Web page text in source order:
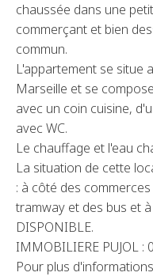
chaussée dans une
commerçant et bien
commun.
L'appartement se situe
Marseille et se
avec un coin cuisine,
avec WC.
Le chauffage et l'eau
La situation de cette
: à côté des
tramway et des bus et
DISPONIBLE.
IMMOBILIERE PUJOL
Pour plus